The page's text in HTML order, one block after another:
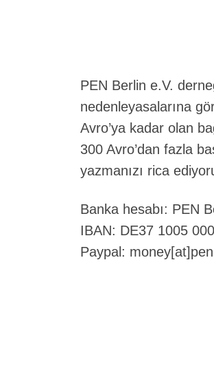
PEN Berlin e.V.
nedenleyasalarına
Avro’ya kadar olan
300 Avro’dan fazla
yazmanızı rica
Banka hesabı: PEN
IBAN: DE37 1005
Paypal: